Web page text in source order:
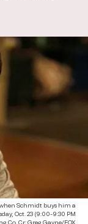
Schmidt buys him a
Oct. 23 (9:00-9:30 PM
Co. Cr: Greg Gayne/FOX